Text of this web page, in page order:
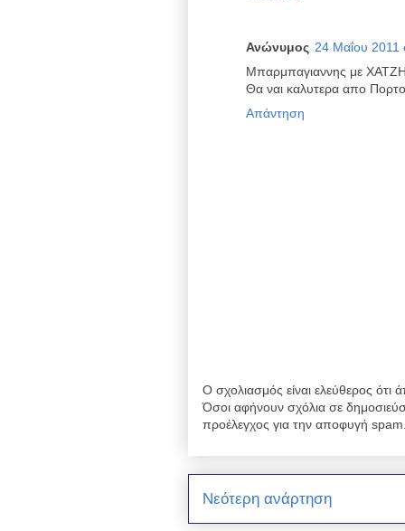
Ανώνυμος 24 Μαΐου 2011
Μπαρμπαγιαννης με
Θα ναι καλυτερα απο
Απάντηση
Ο σχολιασμός είναι ελεύθερος ότι
Όσοι αφήνουν σχόλια σε
προέλεγχος για την αποφυγή spam.
Νεότερη ανάρτηση